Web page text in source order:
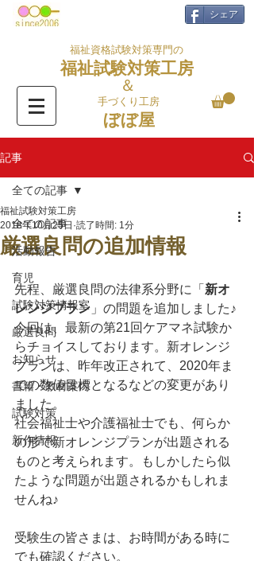
シェア
福祉資格試験対策専門の
福祉試験対策工房
＆
手づくり工房
ぼぼ屋
記事
全ての記事
活動報告
育児
試験対策情報室
厳選良問
お知らせ
書籍・教材案内
試験対策
新作情報
全ての記事
厳選良問の追加情報
福祉試験対策工房
2018年10月25日 読了時間: 1分
先程、厳選良問の法律系分野に「 新オ
レンジプラン 」の問題を追加しました♪
今回は、最新の第21回ケアマネ試験か
らチョイスしております。新オレンジ
プランは、昨年改正されて、2020年ま
での数値目標となるなどの変更があり
ました。
社会福祉士や介護福祉士でも、何らか
の形で新オレンジプランが出題される
ものと考えられます。もしかしたら似
たような問題が出題されるかもしれま
せんね♪
受験生の皆さまは、お時間がある時に
でも確認ください。